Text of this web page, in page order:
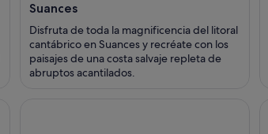
Suances
Disfruta de toda la magnificencia del litoral
cantábrico en Suances y recréate con los
paisajes de una costa salvaje repleta de
abruptos acantilados.